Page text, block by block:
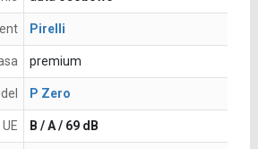
Pirelli
premium
P Zero
B / A / 69 dB